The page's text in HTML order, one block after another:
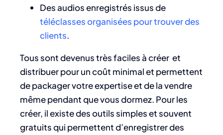
Des audios enregistrés issus de
téléclasses organisées pour trouver des
clients.
Tous sont devenus très faciles à créer et
distribuer pour un coût minimal et permettent
de packager votre expertise et de la vendre
même pendant que vous dormez. Pour les
créer, il existe des outils simples et souvent
gratuits qui permettent d’enregistrer des